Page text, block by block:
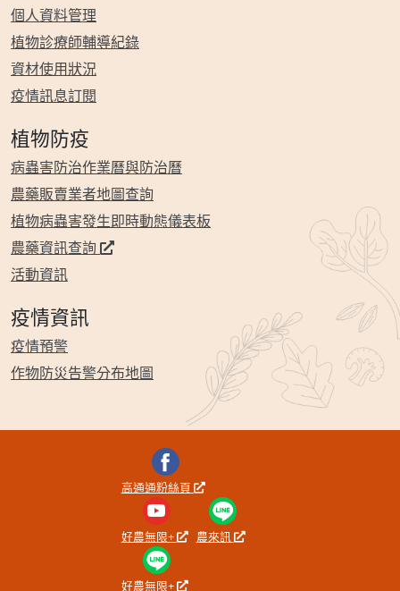
個人資料管理
植物診療師輔導紀錄
資材使用狀況
疫情訊息訂閱
植物防疫
病蟲害防治作業曆與防治曆
農藥販賣業者地圖查詢
植物病蟲害發生即時動態儀表板
農藥資訊查詢
活動資訊
疫情資訊
疫情預警
作物防災告警分布地圖
高通通粉絲頁
好農無限+ 農來訊
好農無限+